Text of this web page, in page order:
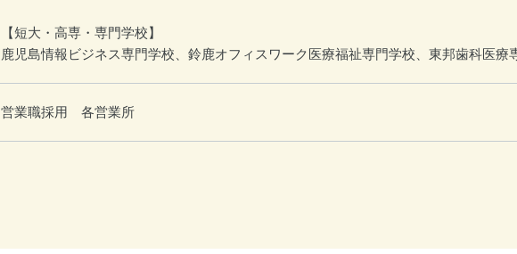
【短大・高専・専門学校】
鹿児島情報ビジネス専門学校、鈴鹿オフィスワーク医療福祉専門学校、東邦歯科医療
営業職採用 各営業